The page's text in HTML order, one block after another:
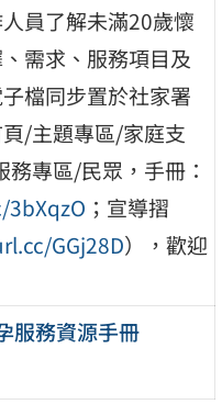
員了解未滿20歲懷
需求、服務項目及
檔同步置於社家署
/主題專區/家庭支
專區/民眾，手冊：
；宣導摺
GGj28D），歡迎
服務資源手冊